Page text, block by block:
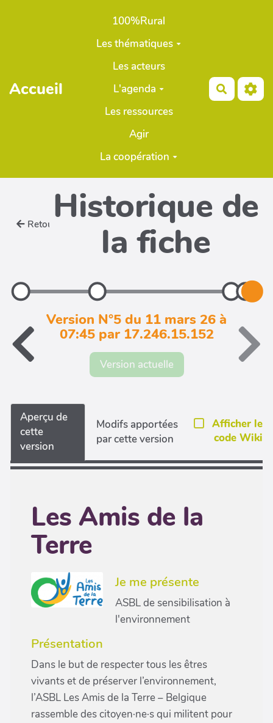
Aller au contenu principal
Accueil
100%Rural
Les thématiques
Les acteurs
L'agenda
Les ressources
Agir
La coopération
Retour Historique de
la fiche
Version N°5 du 11 mars 26 à
07:45 par 17.246.15.152
Version actuelle
Aperçu de
cette
version
Modifs apportées
par cette version
Afficher le
code Wiki
Les Amis de la
Terre
Je me présente
ASBL de sensibilisation à
l'environnement
Présentation
Dans le but de respecter tous les êtres
vivants et de préserver l’environnement,
l’ASBL Les Amis de la Terre – Belgique
rassemble des citoyen·ne·s qui militent pour